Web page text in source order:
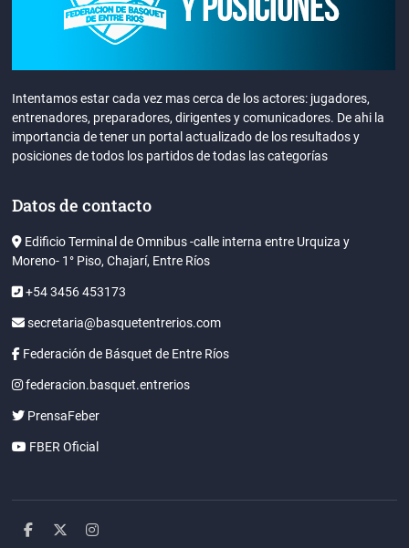
Intentamos estar cada vez mas cerca de los actores: jugadores,
entrenadores, preparadores, dirigentes y comunicadores. De ahi la
importancia de tener un portal actualizado de los resultados y
posiciones de todos los partidos de todas las categorías
Datos de contacto
Edificio Terminal de Omnibus -calle interna entre Urquiza y
Moreno- 1° Piso, Chajarí, Entre Ríos
+54 3456 453173
secretaria@basquetentrerios.com
Federación de Básquet de Entre Ríos
federacion.basquet.entrerios
PrensaFeber
FBER Oficial
facebook
twitterinstagram